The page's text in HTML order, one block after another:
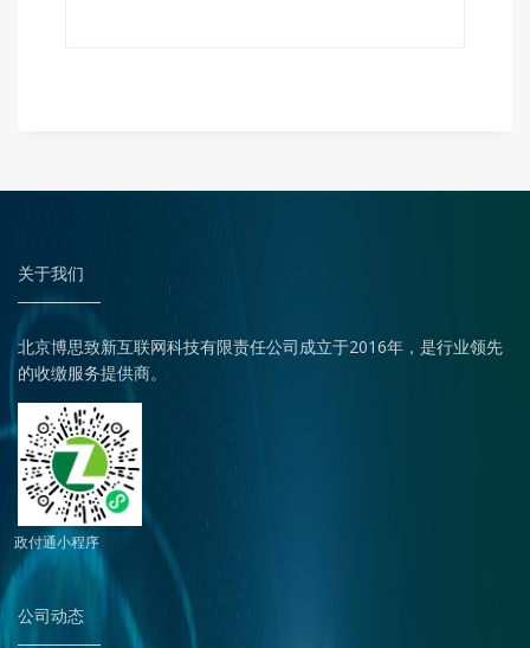
关于我们
北京博思致新互联网科技有限责任公司成立于2016年，是行业领先
的收缴服务提供商。
政付通小程序
公司动态